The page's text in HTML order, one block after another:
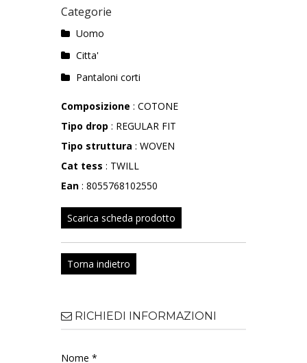
Categorie
Uomo
Citta'
Pantaloni corti
Composizione : COTONE
Tipo drop : REGULAR FIT
Tipo struttura : WOVEN
Cat tess : TWILL
Ean : 8055768102550
Scarica scheda prodotto
Torna indietro
RICHIEDI INFORMAZIONI
Nome *